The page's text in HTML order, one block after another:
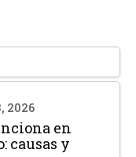
2026
en
causas y